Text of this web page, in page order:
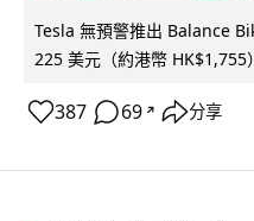
Tesla 無預警推出 Balance
225 美元（約港幣 HK$1,755
387 69 ↗ 分享